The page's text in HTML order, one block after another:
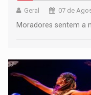
Geral 07 de
Moradores sentem a